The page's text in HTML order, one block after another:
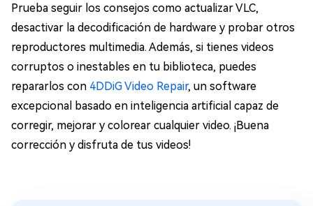
Prueba seguir los consejos como actualizar VLC,
desactivar la decodificación de hardware y probar otros
reproductores multimedia. Además, si tienes videos
corruptos o inestables en tu biblioteca, puedes
repararlos con 4DDiG Video Repair, un software
excepcional basado en inteligencia artificial capaz de
corregir, mejorar y colorear cualquier video. ¡Buena
corrección y disfruta de tus videos!